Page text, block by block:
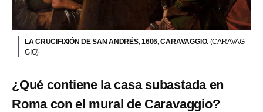
LA CRUCIFIXIÓN DE SAN ANDRÉS, 1606, CARAVAGGIO. (CARAVAG
GIO)
¿Qué contiene la casa subastada en
Roma con el mural de Caravaggio?